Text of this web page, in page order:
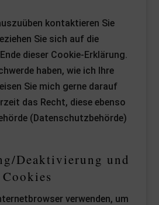
kontaktieren Sie
Sie sich auf die
dieser Cookie-Erklärung.
haben, wie ich Ihre
Sie mich gerne darauf
das Recht, diese ebenso
(Datenschutzbehörde)
Deaktivierung und
verwenden, um